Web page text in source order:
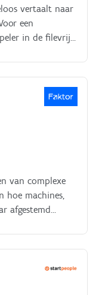
vertaalt naar
een
in de filevrije
van complexe
hoe machines,
afgestemd